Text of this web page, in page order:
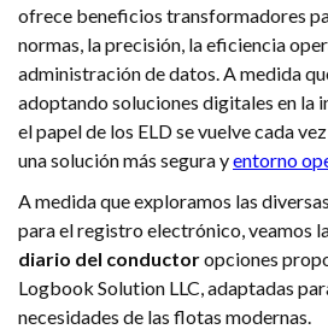
ofrece beneficios transformadores
normas, la precisión, la eficiencia
administración de datos. A medida
adoptando soluciones digitales en la
el papel de los ELD se vuelve cada
una solución más segura yentorno
A medida que exploramos las
para el registro electrónico, veamos
diario del conductoropciones
Logbook Solution LLC, adaptadas
necesidades de las flotas modernas.